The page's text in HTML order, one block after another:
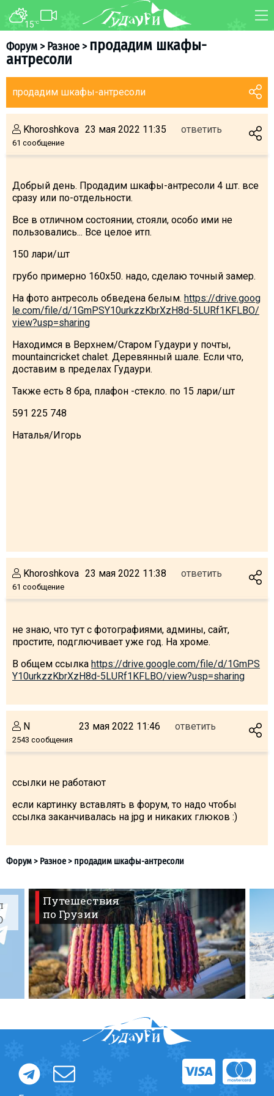
15°C
Форум>Разное> продадим шкафы-
антресоли
продадим шкафы-антресоли
Khoroshkova
61 сообщение
23 мая 2022 11:35 ответить
Добрый день. Продадим шкафы-антресоли 4 шт. все
сразу или по-отдельности.
Все в отличном состоянии, стояли, особо ими не
пользовались... Все целое итп.
150 лари/шт
грубо примерно 160х50. надо, сделаю точный замер.
На фото антресоль обведена белым. https://drive.goog
le.com/file/d/1GmPSY10urkzzKbrXzH8d-5LURf1KFLBO/
view?usp=sharing
Находимся в Верхнем/Старом Гудаури у почты,
mountaincricket chalet. Деревянный шале. Если что,
доставим в пределах Гудаури.
Также есть 8 бра, плафон -стекло. по 15 лари/шт
591 225 748
Наталья/Игорь
Khoroshkova
61 сообщение
23 мая 2022 11:38 ответить
не знаю, что тут с фотографиями, админы, сайт,
простите, подглючивает уже год. На хроме.
В общем ссылка https://drive.google.com/file/d/1GmPS
Y10urkzzKbrXzH8d-5LURf1KFLBO/view?usp=sharing
N
2543 сообщения
23 мая 2022 11:46 ответить
ссылки не работают
если картинку вставлять в форум, то надо чтобы
ссылка заканчивалась на jpg и никаких глюков :)
Форум> Разное продадим шкафы-антресоли
Путешествия
по Грузии
ФОРУМ КАРТА
О курорте
Схема трасс
Инструкторы
Прокат
Дети в Гудаури
Развлечения
Календарь событий
ПРОЖИВАНИЕ
Квартиры
Коттеджи
Отели
% Горячие предложения
Долгосрочная аренда
Что пить?
Деньги
Отчеты